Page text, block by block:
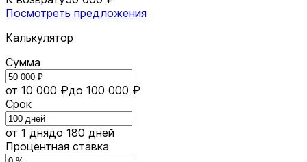
Посмотреть предложения
Калькулятор
Сумма
от 10 000 ₽до 100 000 ₽
Срок
от 1 днядо 180 дней
Процентная ставка